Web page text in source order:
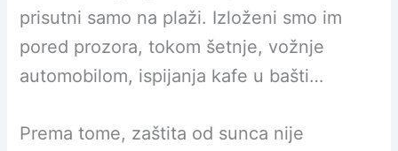
prisutni samo na plaži. Izloženi smo im
pored prozora, tokom šetnje, vožnje
automobilom, ispijanja kafe u bašti…
Prema tome, zaštita od sunca nije